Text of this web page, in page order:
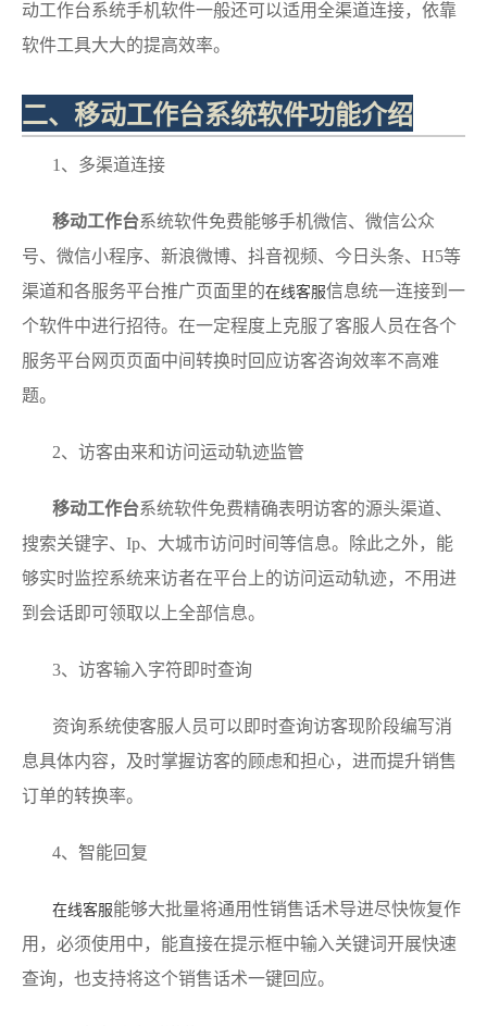
动工作台系统手机软件一般还可以适用全渠道连接，依靠
软件工具大大的提高效率。
二、移动工作台系统软件功能介绍
1、多渠道连接
移动工作台系统软件免费能够手机微信、微信公众
号、微信小程序、新浪微博、抖音视频、今日头条、H5等
渠道和各服务平台推广页面里的在线客服信息统一连接到一
个软件中进行招待。在一定程度上克服了客服人员在各个
服务平台网页页面中间转换时回应访客咨询效率不高难
题。
2、访客由来和访问运动轨迹监管
移动工作台系统软件免费精确表明访客的源头渠道、
搜索关键字、Ip、大城市访问时间等信息。除此之外，能
够实时监控系统来访者在平台上的访问运动轨迹，不用进
到会话即可领取以上全部信息。
3、访客输入字符即时查询
资询系统使客服人员可以即时查询访客现阶段编写消
息具体内容，及时掌握访客的顾虑和担心，进而提升销售
订单的转换率。
4、智能回复
在线客服能够大批量将通用性销售话术导进尽快恢复作
用，必须使用中，能直接在提示框中输入关键词开展快速
查询，也支持将这个销售话术一键回应。